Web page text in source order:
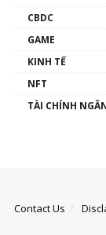
CBDC
GAME
KINH TẾ
NFT
TÀI CHÍNH
Contact Us